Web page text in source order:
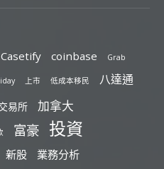
Casetify coinbase Grab
上市 低成本移民 八達通
易所 加拿大
富豪 投資
新股 業務分析